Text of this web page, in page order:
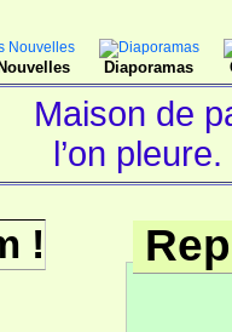
Diaporamas
Maison de
l’on
!